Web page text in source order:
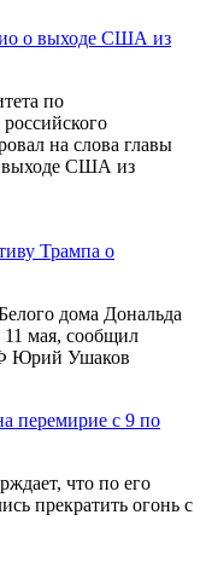
о выходе США из
по
на слова главы
выходе США из
Трампа о
дома Дональда
мая, сообщил
Юрий Ушаков
перемирие с 9 по
что по его
прекратить огонь с